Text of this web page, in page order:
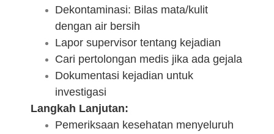
Dekontaminasi: Bilas mata/kulit
dengan air bersih
Lapor supervisor tentang kejadian
Cari pertolongan medis jika ada gejala
Dokumentasi kejadian untuk
investigasi
Langkah Lanjutan:
Pemeriksaan kesehatan menyeluruh